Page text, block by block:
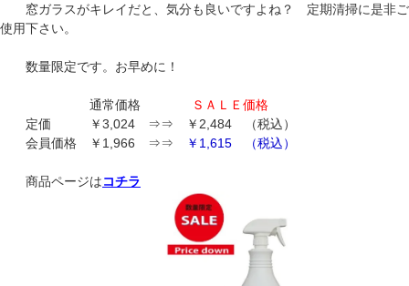
窓ガラスがキレイだと、気分も良いですよね？ 定期清掃に是非ご
使用下さい。
数量限定です。お早めに！
通常価格
ＳＡＬＥ価格
定価
￥3,024 ⇒⇒ ￥2,484 （税込）
会員価格 ￥1,966 ⇒⇒
￥1,615 （税込）
商品ページはコチラ